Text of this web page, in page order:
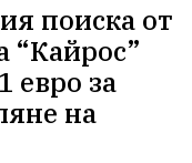
поиска от
“Кайрос”
евро за
на